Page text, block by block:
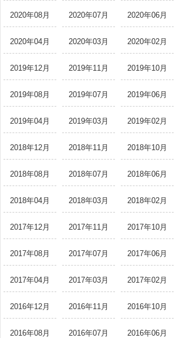
2020年08月 2020年07月 2020年06月
2020年04月 2020年03月 2020年02月
2019年12月 2019年11月 2019年10月
2019年08月 2019年07月 2019年06月
2019年04月 2019年03月 2019年02月
2018年12月 2018年11月 2018年10月
2018年08月 2018年07月 2018年06月
2018年04月 2018年03月 2018年02月
2017年12月 2017年11月 2017年10月
2017年08月 2017年07月 2017年06月
2017年04月 2017年03月 2017年02月
2016年12月 2016年11月 2016年10月
2016年08月 2016年07月 2016年06月